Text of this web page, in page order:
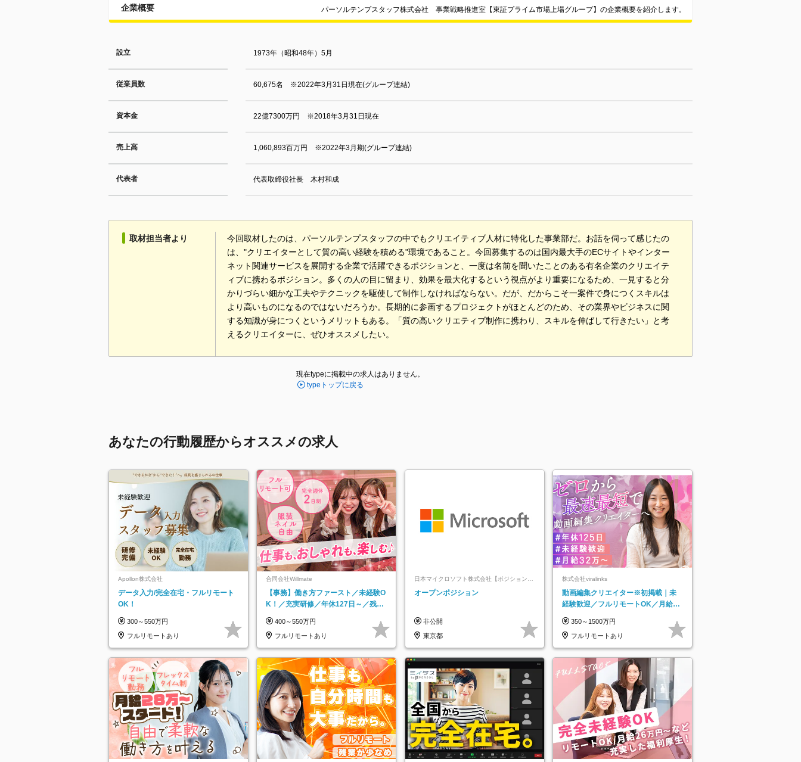
企業概要 パーソルテンプスタッフ株式会社 事業戦略推進室【東証プライム市場上場グループ】の企業概要を紹介します。
設立 1973年（昭和48年）5月
従業員数 60,675名 ※2022年3月31日現在(グループ連結)
資本金 22億7300万円 ※2018年3月31日現在
売上高 1,060,893百万円 ※2022年3月期(グループ連結)
代表者 代表取締役社長 木村和成
取材担当者より
今回取材したのは、パーソルテンプスタッフの中でもクリエイティブ人材に特化した事業部だ。お話を伺って感じたの
は、"クリエイターとして質の高い経験を積める"環境であること。今回募集するのは国内最大手のECサイトやインター
ネット関連サービスを展開する企業で活躍できるポジションと、一度は名前を聞いたことのある有名企業のクリエイテ
ィブに携わるポジション。多くの人の目に留まり、効果を最大化するという視点がより重要になるため、一見すると分
かりづらい細かな工夫やテクニックを駆使して制作しなければならない。だが、だからこそ一案件で身につくスキルは
より高いものになるのではないだろうか。長期的に参画するプロジェクトがほとんどのため、その業界やビジネスに関
する知識が身につくというメリットもある。「質の高いクリエティブ制作に携わり、スキルを伸ばして行きたい」と考
えるクリエイターに、ぜひオススメしたい。
現在typeに掲載中の求人はありません。
typeトップに戻る
あなたの行動履歴からオススメの求人
Apollon株式会社
データ入力/完全在宅・フルリモート
OK！
300～550万円
フルリモートあり
合同会社Willmate
【事務】働き方ファースト／未経験O
K！／充実研修／年休127日～／残業
400～550万円
フルリモートあり
日本マイクロソフト株式会社【ポジションマ
ッチ登録】
オープンポジション
非公開
東京都
株式会社viralinks
動画編集クリエイター※初掲載｜未
経験歓迎／フルリモートOK／月給32
350～1500万円
フルリモートあり